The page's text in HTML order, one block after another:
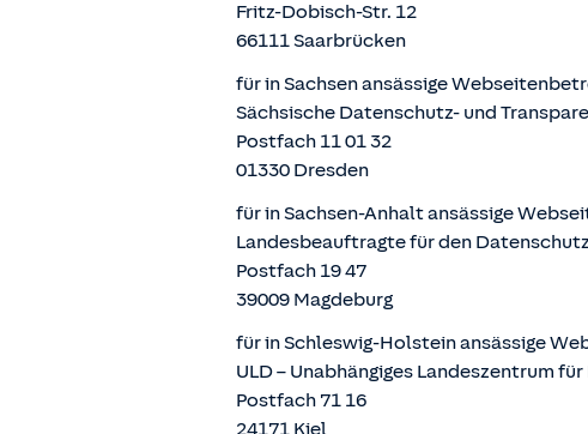
Fritz-Dobisch-Str. 12
66111 Saarbrücken
für in Sachsen ansässige
Sächsische Datenschutz- und
Postfach 11 01 32
01330 Dresden
für in Sachsen-Anhalt ansässige
Landesbeauftragte für den Datenschutz
Postfach 19 47
39009 Magdeburg
für in Schleswig-Holstein ansässige
ULD – Unabhängiges Landeszentrum
Postfach 71 16
24171 Kiel